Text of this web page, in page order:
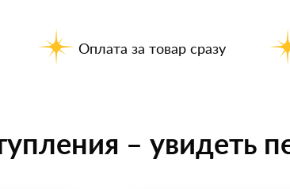
Оплата за товар сразу
– увидеть